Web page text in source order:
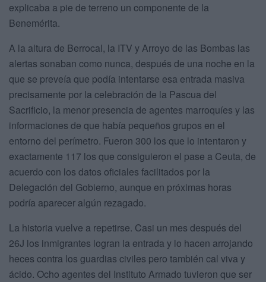
explicaba a pie de terreno un componente de la
Benemérita.
A la altura de Berrocal, la ITV y Arroyo de las Bombas las
alertas sonaban como nunca, después de una noche en la
que se preveía que podía intentarse esa entrada masiva
precisamente por la celebración de la Pascua del
Sacrificio, la menor presencia de agentes marroquíes y las
informaciones de que había pequeños grupos en el
entorno del perímetro. Fueron 300 los que lo intentaron y
exactamente 117 los que consiguieron el pase a Ceuta, de
acuerdo con los datos oficiales facilitados por la
Delegación del Gobierno, aunque en próximas horas
podría aparecer algún rezagado.
La historia vuelve a repetirse. Casi un mes después del
26J los inmigrantes logran la entrada y lo hacen arrojando
heces contra los guardias civiles pero también cal viva y
ácido. Ocho agentes del Instituto Armado tuvieron que ser